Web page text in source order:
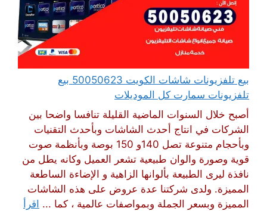
بيع تلفزيونات شاشات الكويت 50050623 بيع
تلفزيونات سمارت كل الموديلات
أصبح خلال السنوات الماضية القليلة تنافسا واضحا بين
الشركات في انتاج أحدث الشاشات وبأحدث التقنيات
وبأحجام متنوعة تصل 140و 150 بوصة وبأنظمة صوت
قوية وصورة والوان طبيعية تشعر العميل وكانه يطل من
نافذة ليرى الطبيعة بألوانها الزاهية و الإضاءة الساطعة
المميزة. ولدى شركتنا عدة عروض على هذه الشاشات
المميزة وبسعر الجملة وبمواصفات عالمية ، كما ... اقرأ